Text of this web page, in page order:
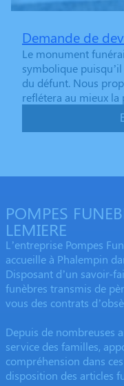
Demande de
Le monument
symbolique
du défunt. Nous
reflétera au mieux
POMPES
LEMIERE
L’entreprise Pompes
accueille à Phalempin
Disposant d’un savoir-
funèbres transmis de
vous des contrats
Depuis de nombreuses
service des familles,
compréhension dans
disposition des articles